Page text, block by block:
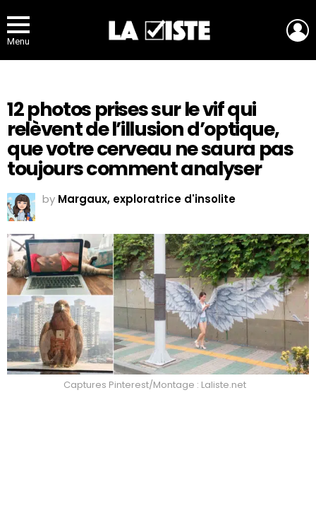
Menu
12 photos prises sur le vif qui
relèvent de l’illusion d’optique,
que votre cerveau ne saura pas
toujours comment analyser
by Margaux, exploratrice d'insolite
Captures Pinterest/Montage : Laliste.net